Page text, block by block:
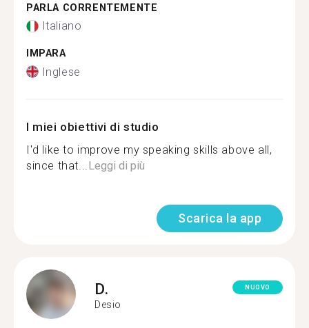
PARLA CORRENTEMENTE
Italiano
IMPARA
Inglese
I miei obiettivi di studio
I'd like to improve my speaking skills above all,
since that... Leggi di più
Scarica la app
D.
Desio
NUOVO